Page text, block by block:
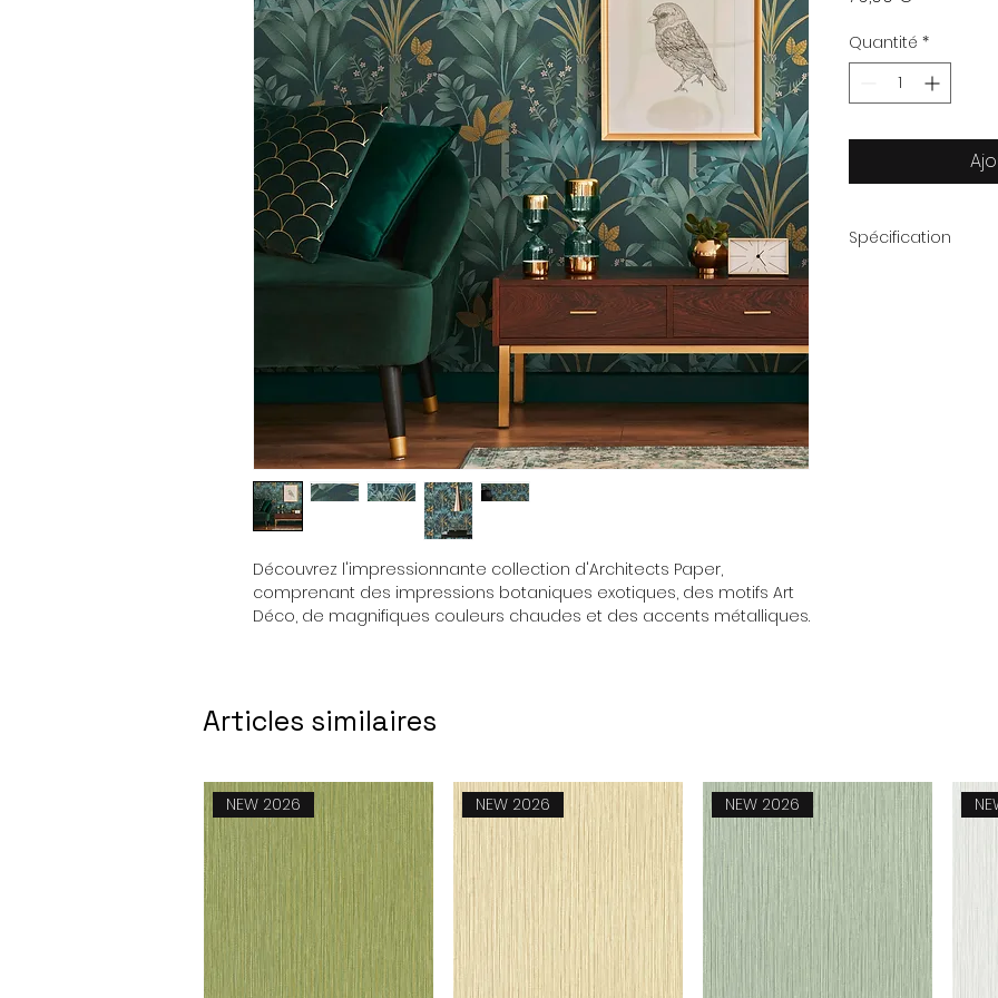
Découvrez l'impressionnante collection d'Architects Paper,
comprenant des impressions botaniques exotiques, des motifs Art
Déco, de magnifiques couleurs chaudes et des accents métalliques.
Quantité *
Spécification
Articles similaires
NEW 2026 NEW 2026 NEW 2026